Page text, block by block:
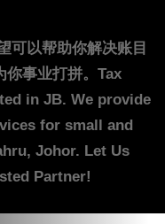
可以帮助你解决账目
你事业打拼。Tax
in JB. We provide
for small and
Johor. Let Us
Partner!